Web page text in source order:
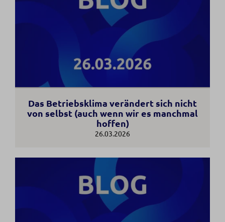
Das Betriebsklima verändert sich nicht
von selbst (auch wenn wir es manchmal
hoffen)
26.03.2026